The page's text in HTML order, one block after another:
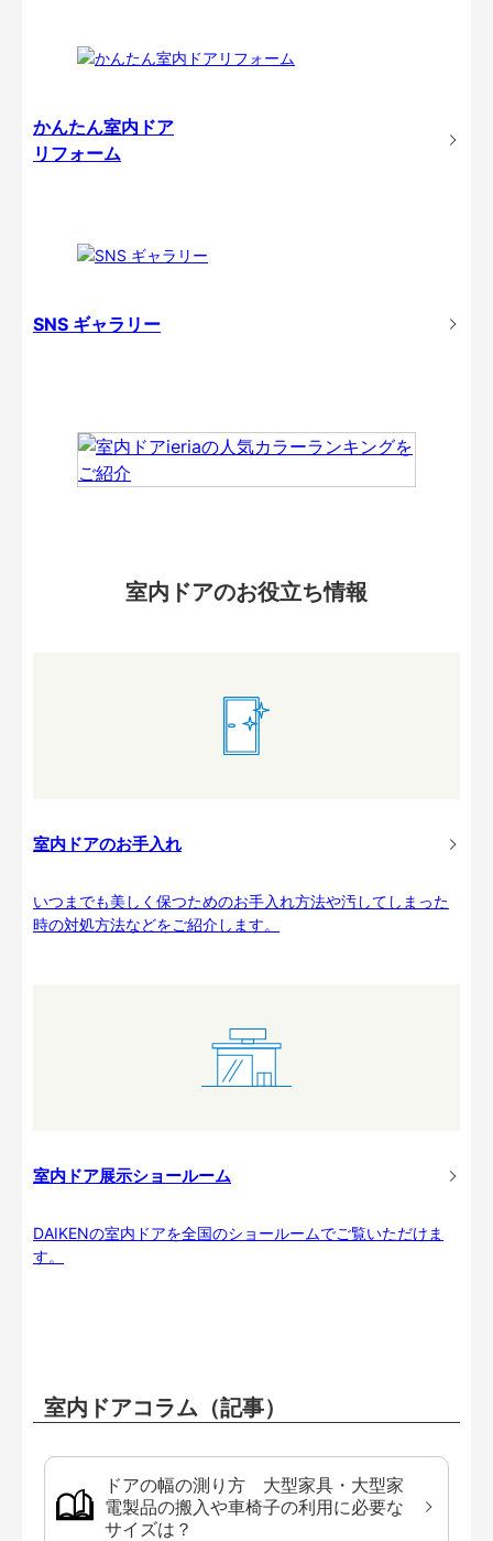
かんたん室内ドア
リフォーム
SNS ギャラリー
室内ドアのお役立ち情報
室内ドアのお手入れ
いつまでも美しく保つためのお手入れ方法や汚してしまった
時の対処方法などをご紹介します。
室内ドア展示ショールーム
DAIKENの室内ドアを全国のショールームでご覧いただけま
す。
室内ドアコラム（記事）
ドアの幅の測り方 大型家具・大型家
電製品の搬入や車椅子の利用に必要な
サイズは？